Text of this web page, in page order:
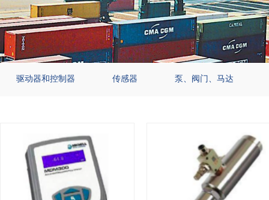
驱动器和控制器 传感器 泵、阀门、马达